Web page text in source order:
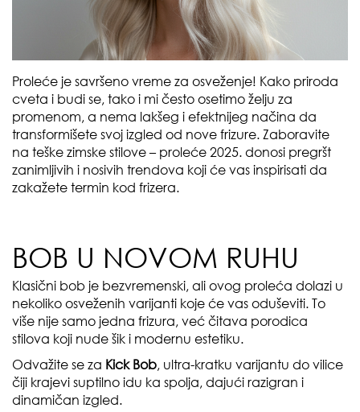
Proleće je savršeno vreme za osveženje! Kako priroda
cveta i budi se, tako i mi često osetimo želju za
promenom, a nema lakšeg i efektnijeg načina da
transformišete svoj izgled od nove frizure. Zaboravite
na teške zimske stilove – proleće 2025. donosi pregršt
zanimljivih i nosivih trendova koji će vas inspirisati da
zakažete termin kod frizera.
BOB U NOVOM RUHU
Klasični bob je bezvremenski, ali ovog proleća dolazi u
nekoliko osveženih varijanti koje će vas oduševiti. To
više nije samo jedna frizura, već čitava porodica
stilova koji nude šik i modernu estetiku.
Odvažite se za Kick Bob, ultra-kratku varijantu do vilice
čiji krajevi suptilno idu ka spolja, dajući razigran i
dinamičan izgled.